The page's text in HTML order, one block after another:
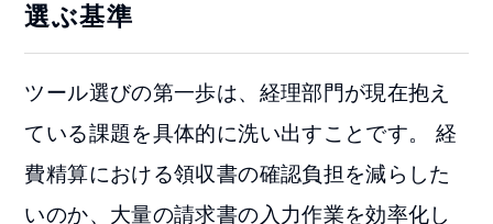
選ぶ基準
ツール選びの第一歩は、経理部門が現在抱え
ている課題を具体的に洗い出すことです。 経
費精算における領収書の確認負担を減らした
いのか、大量の請求書の入力作業を効率化し